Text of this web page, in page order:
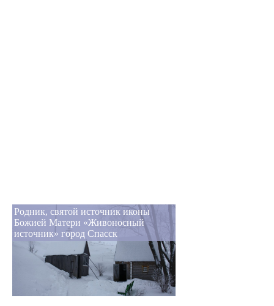
Родник, святой источник иконы
Божией Матери «Живоносный
источник» город Спасск